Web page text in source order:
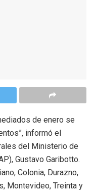
de enero se
informó el
del Ministerio de
Gustavo Garibotto.
Colonia, Durazno,
Montevideo, Treinta y